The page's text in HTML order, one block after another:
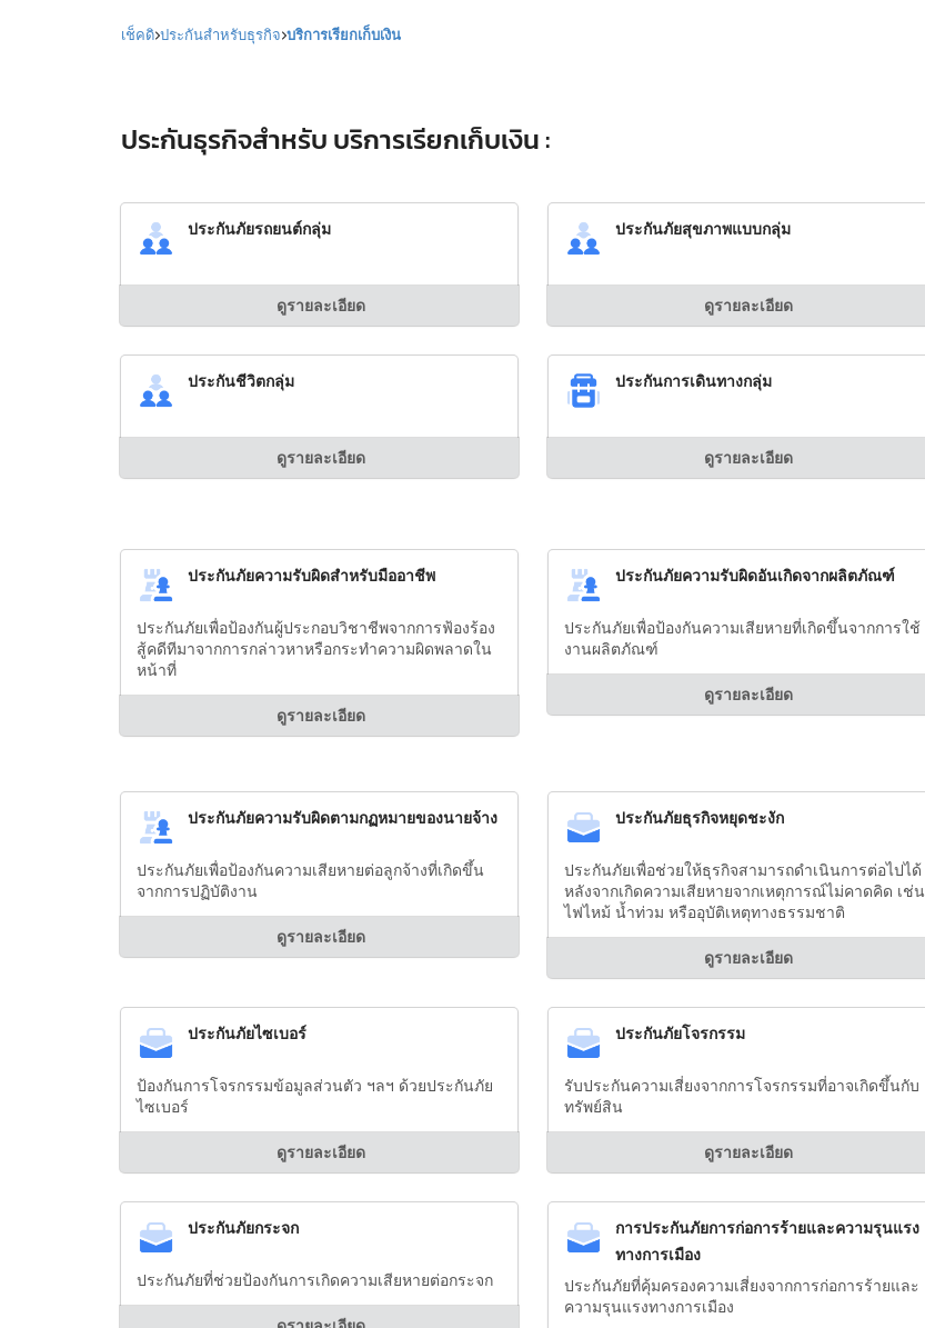
เช็คดิ ประกันสำหรับธุรกิจ บริการเรียกเก็บเงิน
ประกันธุรกิจสำหรับ บริการเรียกเก็บเงิน :
ประกันภัยรถยนต์กลุ่ม
ดูรายละเอียด
ประกันภัยสุขภาพแบบกลุ่ม
ดูรายละเอียด
ประกันชีวิตกลุ่ม
ดูรายละเอียด
ประกันการเดินทางกลุ่ม
ดูรายละเอียด
ประกันภัยความรับผิดสำหรับมืออาชีพ
ประกันภัยเพื่อป้องกันผู้ประกอบวิชาชีพจากการฟ้องร้อง
สู้คดีทีมาจากการกล่าวหาหรือกระทำความผิดพลาดใน
หน้าที่
ดูรายละเอียด
ประกันภัยความรับผิดอันเกิดจากผลิตภัณฑ์
ประกันภัยเพื่อป้องกันความเสียหายที่เกิดขึ้นจากการใช้
งานผลิตภัณฑ์
ดูรายละเอียด
ประกันภัยความรับผิดตามกฏหมายของนายจ้าง
ประกันภัยเพื่อป้องกันความเสียหายต่อลูกจ้างที่เกิดขึ้น
จากการปฏิบัติงาน
ดูรายละเอียด
ประกันภัยธุรกิจหยุดชะงัก
ประกันภัยเพื่อช่วยให้ธุรกิจสามารถดำเนินการต่อไปได้
หลังจากเกิดความเสียหายจากเหตุการณ์ไม่คาดคิด เช่น
ไฟไหม้ น้ำท่วม หรืออุบัติเหตุทางธรรมชาติ
ดูรายละเอียด
ประกันภัยไซเบอร์
ป้องกันการโจรกรรมข้อมูลส่วนตัว ฯลฯ ด้วยประกันภัย
ไซเบอร์
ดูรายละเอียด
ประกันภัยโจรกรรม
รับประกันความเสี่ยงจากการโจรกรรมที่อาจเกิดขึ้นกับ
ทรัพย์สิน
ดูรายละเอียด
ประกันภัยกระจก
ประกันภัยที่ช่วยป้องกันการเกิดความเสียหายต่อกระจก
การประกันภัยการก่อการร้ายและความรุนแรง
ทางการเมือง
ประกันภัยที่คุ้มครองความเสี่ยงจากการก่อการร้ายและ
ความรุนแรงทางการเมือง